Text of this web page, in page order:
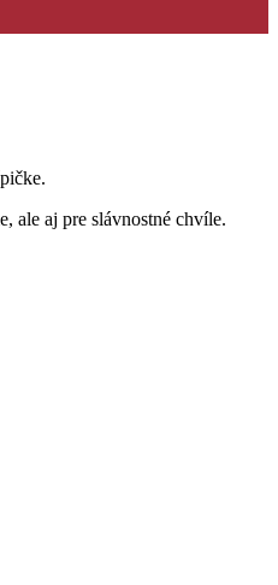
ale aj pre slávnostné chvíle.